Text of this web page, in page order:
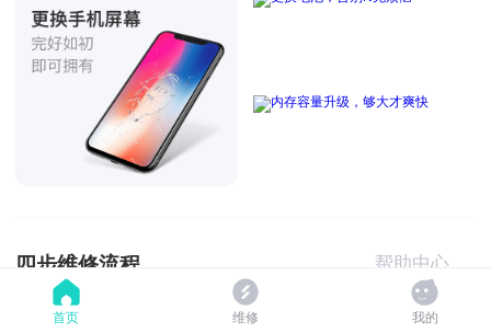
四步维修流程 帮助中心
首页 维修 我的